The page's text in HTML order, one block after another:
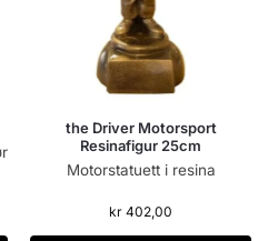
the Driver Motorsport
Resinafigur 25cm
Motorstatuett i resina
kr 402,00